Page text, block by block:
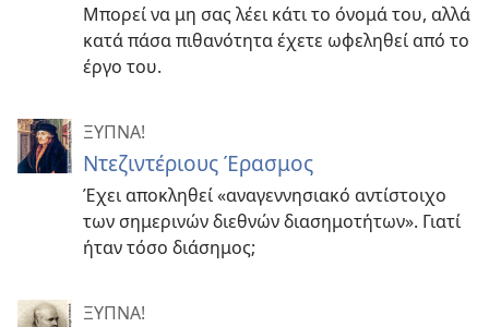
Μπορεί να μη σας λέει κάτι το όνομά του, αλλά
κατά πάσα πιθανότητα έχετε ωφεληθεί από το
έργο του.
ΞΥΠΝΑ!
Ντεζιντέριους Έρασμος
Έχει αποκληθεί «αναγεννησιακό αντίστοιχο
των σημερινών διεθνών διασημοτήτων». Γιατί
ήταν τόσο διάσημος;
ΞΥΠΝΑ!